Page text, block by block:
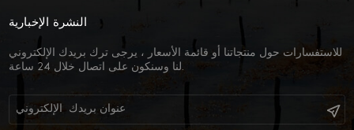
النشرة الإخبارية
للاستفسارات حول منتجاتنا أو قائمة الأسعار ، يرجى ترك بريدك الإلكتروني
لنا وسنكون على اتصال خلال 24 ساعة.